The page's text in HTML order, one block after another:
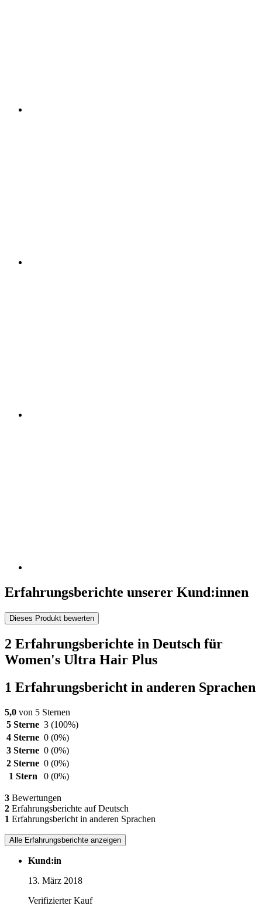
Erfahrungsberichte unserer Kund:innen
Dieses Produkt bewerten
2 Erfahrungsberichte in Deutsch für
Women's Ultra Hair Plus
1 Erfahrungsbericht in anderen Sprachen
5,0 von 5 Sternen
5 Sterne 3 (100%)
4 Sterne 0 (0%)
3 Sterne 0 (0%)
2 Sterne 0 (0%)
1 Stern
0 (0%)
3 Bewertungen
2 Erfahrungsberichte auf Deutsch
1 Erfahrungsbericht in anderen Sprachen
Alle Erfahrungsberichte anzeigen
Kund:in
13. März 2018
Verifizierter Kauf